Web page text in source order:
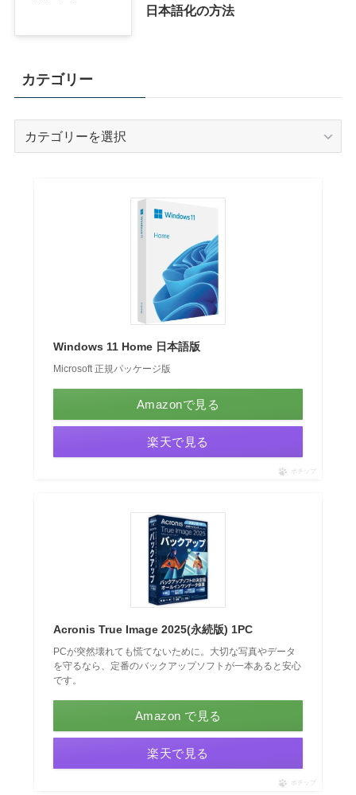
日本語化の方法
カテゴリー
Windows 11 Home 日本語版
Microsoft 正規パッケージ版
Amazonで見る
楽天で見る
ポチップ
Acronis True Image 2025(永続版) 1PC
PCが突然壊れても慌てないために。大切な写真やデータ
を守るなら、定番のバックアップソフトが一本あると安心
です。
Amazon で見る
楽天で見る
ポチップ